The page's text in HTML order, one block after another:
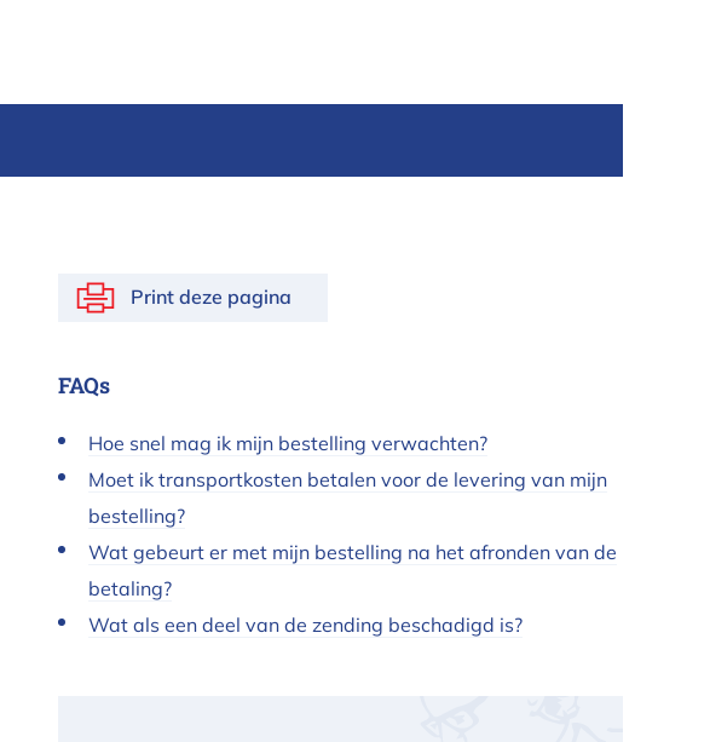
Print deze pagina
FAQs
Hoe snel mag ik mijn bestelling verwachten?
Moet ik transportkosten betalen voor de levering van mijn
bestelling?
Wat gebeurt er met mijn bestelling na het afronden van de
betaling?
Wat als een deel van de zending beschadigd is?